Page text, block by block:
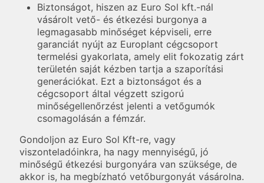
Biztonságot, hiszen az Euro Sol kft.-nál
vásárolt vető- és étkezési burgonya a
legmagasabb minőséget képviseli, erre
garanciát nyújt az Europlant cégcsoport
termelési gyakorlata, amely elit fokozatig zárt
területén saját kézben tartja a szaporítási
generációkat. Ezt a biztonságot és a
cégcsoport által végzett szigorú
minőségellenőrzést jelenti a vetőgumók
csomagolásán a fémzár.
Gondoljon az Euro Sol Kft-re, vagy
viszonteladóinkra, ha nagy mennyiségű, jó
minőségű étkezési burgonyára van szüksége, de
akkor is, ha megbízható vetőburgonyát vásárolna.